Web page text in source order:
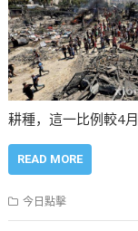
耕種，這一比例較4
READ MORE
今日點擊